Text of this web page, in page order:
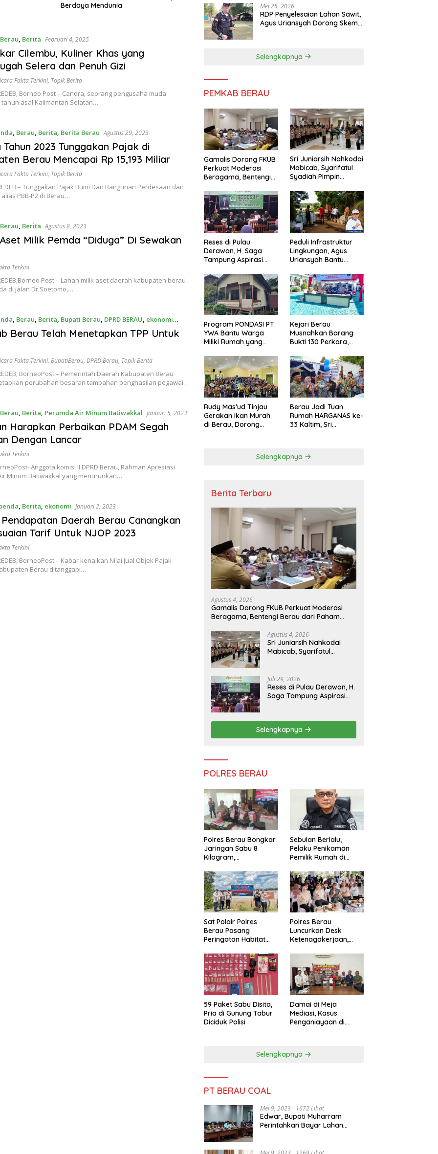
Berdaya Mendunia
Berau, Berita Februari 4, 2025
Cilembu, Kuliner Khas yang
Selera dan Penuh Gizi
Fakta Terkini, Topik Berita
Borneo Post – Candra, seorang pengusaha muda
tahun asal Kalimantan Selatan…
, Berau, Berita, Berita Berau Agustus 29, 2023
Tahun 2023 Tunggakan Pajak di
Berau Mencapai Rp 15,193 Miliar
Fakta Terkini, Topik Berita
– Tunggakan Pajak Bumi Dan Bangunan Perdesaan dan
PBB-P2 di Berau…
Berau, Berita Agustus 8, 2023
Milik Pemda “Diduga” Di Sewakan
Terkini
Post – Lahan milik aset daerah kabupaten berau
di jalan Dr.Soetomo,…
, Berau, Berita, Bupati Berau, DPRD BERAU, ekonomi
Berau Telah Menetapkan TPP Untuk
Fakta Terkini, BupatiBerau, DPRD Berau, Topik Berita
BorneoPost – Pemerintah Daerah Kabupaten Berau
perubahan besaran tambahan penghasilan pegawai…
Berau, Berita, Perumda Air Minum Batiwakkal Januari 5, 2023
Harapkan Perbaikan PDAM Segah
Dengan Lancar
Terkini
Anggota komisi II DPRD Berau, Rahman Apresiasi
Minum Batiwakkal yang menurunkan…
, Berita, ekonomi Januari 2, 2023
Daerah Berau Canangkan
Tarif Untuk NJOP 2023
Terkini
BorneoPost – Kabar kenaikan Nilai Jual Objek Pajak
Berau ditanggapi…
Mei 25, 2026
RDP Penyelesaian Lahan Sawit,
Agus Uriansyah Dorong Skema
Selengkapnya
PEMKAB BERAU
Gamalis Dorong FKUB
Perkuat Moderasi
Beragama, Bentengi
Pemecah Persatuan
Sri Juniarsih Nahkodai
Mabicab, Syarifatul
Syadiah Pimpin
Berau 2026–2031
Reses di Pulau
Derawan, H. Saga
Tampung Aspirasi
Masyarakat Bijak
Sikapi Efisiensi
Anggaran
Peduli Infrastruktur
Lingkungan, Agus
Uriansyah Bantu
Jalan di Gang Angsa
Program PONDASI PT
YWA Bantu Warga
Miliki Rumah yang
Nyaman
Kejari Berau
Musnahkan Barang
Bukti 130 Perkara,
Masih Mendominasi
Rudy Mas’ud Tinjau
Gerakan Ikan Murah
di Berau, Dorong
Berau Jadi Tuan
Rumah HARGANAS ke-
33 Kaltim, Sri
Selengkapnya
Berita Terbaru
Agustus 4, 2026
Gamalis Dorong FKUB Perkuat Moderasi
Beragama, Bentengi Berau dari Paham
Agustus 4, 2026
Sri Juniarsih Nahkodai
Mabicab, Syarifatul
Juli 29, 2026
Reses di Pulau Derawan, H.
Saga Tampung Aspirasi
Efisiensi Anggaran
Selengkapnya
POLRES BERAU
Polres Berau Bongkar
Jaringan Sabu 8
Kilogram,
dari Dalam Lapas
Tarakan
Sebulan Berlalu,
Pelaku Penikaman
Pemilik Rumah di
Diburu Polisi
Sat Polair Polres
Berau Pasang
Peringatan Habitat
Polres Berau
Luncurkan Desk
Ketenagakerjaan,
Didorong Tuntas
Lewat Mediasi
59 Paket Sabu Disita,
Pria di Gunung Tabur
Diciduk Polisi
Damai di Meja
Mediasi, Kasus
Penganiayaan di
Selengkapnya
PT BERAU COAL
Mei 9, 2023 1672 Lihat
Edwar, Bupati Muharram
Perintahkan Bayar Lahan